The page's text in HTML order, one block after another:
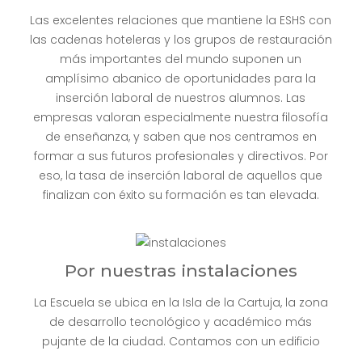
Las excelentes relaciones que mantiene la ESHS con
las cadenas hoteleras y los grupos de restauración
más importantes del mundo suponen un
amplísimo abanico de oportunidades para la
inserción laboral de nuestros alumnos. Las
empresas valoran especialmente nuestra filosofía
de enseñanza, y saben que nos centramos en
formar a sus futuros profesionales y directivos. Por
eso, la tasa de inserción laboral de aquellos que
finalizan con éxito su formación es tan elevada.
Por nuestras instalaciones
La Escuela se ubica en la Isla de la Cartuja, la zona
de desarrollo tecnológico y académico más
pujante de la ciudad. Contamos con un edificio